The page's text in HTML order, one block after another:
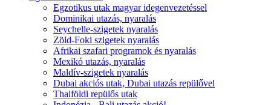
Egzotikus utak magyar idegenvezetéssel
Dominikai utazás, nyaralás
Seychelle-szigetek nyaralás
Zöld-Foki szigetek nyaralás
Afrikai szafari programok és nyaralás
Mexikó utazás, nyaralás
Maldív-szigetek nyaralás
Dubai akciós utak, Dubai utazás repülővel
Thaiföldi repülős utak